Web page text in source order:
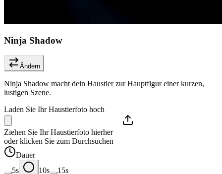
Ninja Shadow
Ändern
Ninja Shadow macht dein Haustier zur Hauptfigur einer kurzen,
lustigen Szene.
Laden Sie Ihr Haustierfoto hoch
Ziehen Sie Ihr Haustierfoto hierher
oder klicken Sie zum Durchsuchen
Dauer
5s
10s
15s